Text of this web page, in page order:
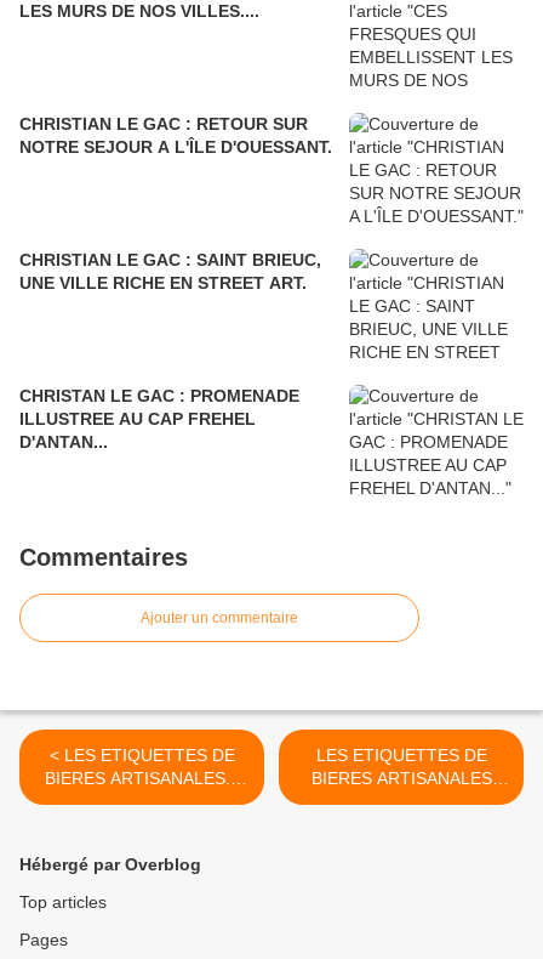
LES MURS DE NOS VILLES....
CHRISTIAN LE GAC : RETOUR SUR
NOTRE SEJOUR A L'ÎLE D'OUESSANT.
CHRISTIAN LE GAC : SAINT BRIEUC,
UNE VILLE RICHE EN STREET ART.
CHRISTAN LE GAC : PROMENADE
ILLUSTREE AU CAP FREHEL
D'ANTAN...
Commentaires
Ajouter un commentaire
< LES ETIQUETTES DE
BIERES ARTISANALES...
LE PERE NOËL EST A
LES ETIQUETTES DE
BIERES ARTISANALES
BRETONNES... >
Hébergé par Overblog
Top articles
Pages